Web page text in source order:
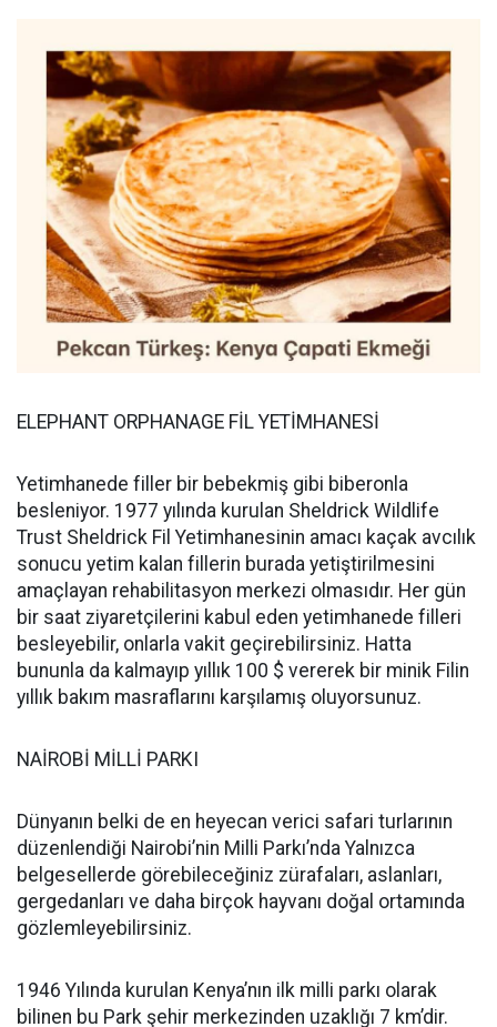
ELEPHANT ORPHANAGE FİL YETİMHANESİ
Yetimhanede filler bir bebekmiş gibi biberonla
besleniyor. 1977 yılında kurulan Sheldrick Wildlife
Trust Sheldrick Fil Yetimhanesinin amacı kaçak avcılık
sonucu yetim kalan fillerin burada yetiştirilmesini
amaçlayan rehabilitasyon merkezi olmasıdır. Her gün
bir saat ziyaretçilerini kabul eden yetimhanede filleri
besleyebilir, onlarla vakit geçirebilirsiniz. Hatta
bununla da kalmayıp yıllık 100 $ vererek bir minik Filin
yıllık bakım masraflarını karşılamış oluyorsunuz.
NAİROBİ MİLLİ PARKI
Dünyanın belki de en heyecan verici safari turlarının
düzenlendiği Nairobi’nin Milli Parkı’nda Yalnızca
belgesellerde görebileceğiniz zürafaları, aslanları,
gergedanları ve daha birçok hayvanı doğal ortamında
gözlemleyebilirsiniz.
1946 Yılında kurulan Kenya’nın ilk milli parkı olarak
bilinen bu Park şehir merkezinden uzaklığı 7 km’dir.